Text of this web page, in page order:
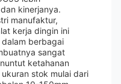
kinerjanya.
manufaktur,
kerja dingin ini
berbagai
sangat
ketahanan
stok mulai dari